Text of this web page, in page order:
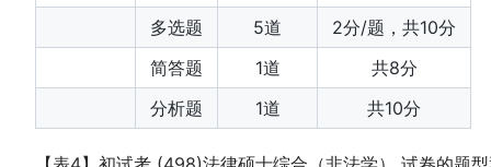
多选题
5道
2分/题，共10分
简答题
1道
共8分
分析题
1道 共10分